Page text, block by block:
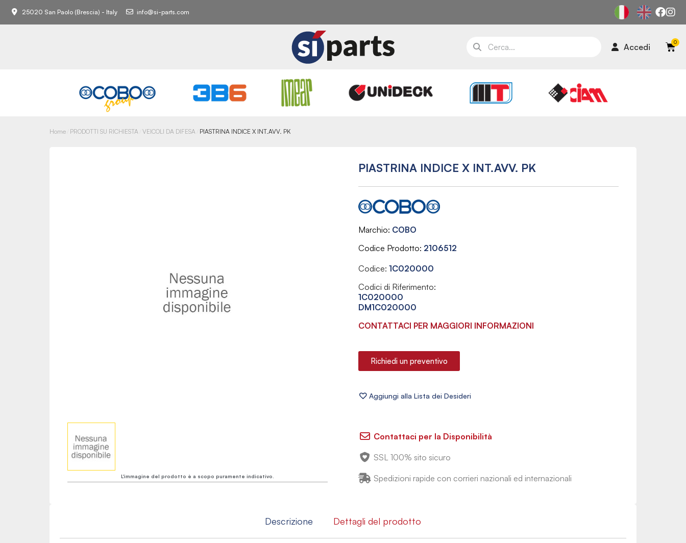
25020 San Paolo (Brescia) - Italy info@si-parts.com
Accedi
Home PRODOTTI SU RICHIESTA VEICOLI DA DIFESA PIASTRINA INDICE X INT.AVV. PK
L'immagine del prodotto è a scopo puramente indicativo.
PIASTRINA INDICE X INT.AVV. PK
Marchio COBO
Codice Prodotto 2106512
Codice: 1C020000
Codici di Riferimento:
1C020000
DM1C020000
CONTATTACI PER MAGGIORI INFORMAZIONI
Richiedi un preventivo
Contattaci per la Disponibilità
SSL 100% sito sicuro
Spedizioni rapide con corrieri nazionali ed internazionali
Descrizione Dettagli del prodotto